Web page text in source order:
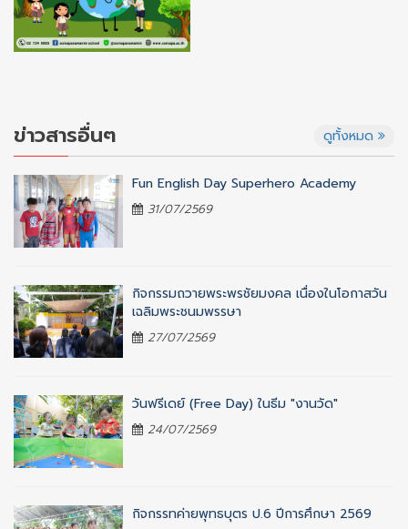
ข่าวสารอื่นๆ ดูทั้งหมด
Fun English Day Superhero Academy
31/07/2569
กิจกรรมถวายพระพรชัยมงคล เนื่องในโอกาสวัน
เฉลิมพระชนมพรรษา
27/07/2569
วันฟรีเดย์ (Free Day) ในธีม "งานวัด"
24/07/2569
กิจกรรทค่ายพุทธบุตร ป.6 ปีการศึกษา 2569